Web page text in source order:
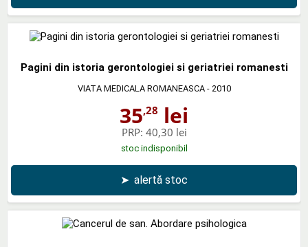
Pagini din istoria gerontologiei si geriatriei romanesti
VIATA MEDICALA ROMANEASCA- 2010
35,28 lei
PRP: 40,30 lei
stoc indisponibil
➤ alertă stoc